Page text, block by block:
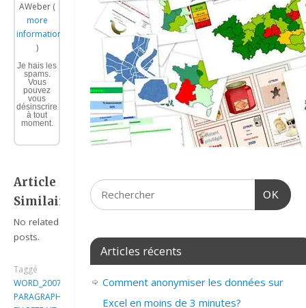
AWeber (
more
information
)
Je hais les
spams.
Vous
pouvez
vous
désinscrire
à tout
moment.
Article
Similaire:
No related
posts.
Taggé
WORD_2007_METTRE
PARAGRAPHE
OK
Articles récents
Comment anonymiser les données sur
Excel en moins de 3 minutes?